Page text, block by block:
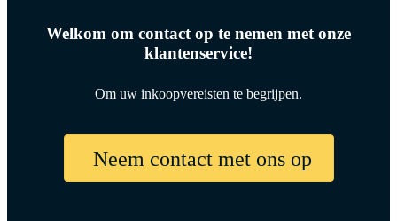
Welkom om contact op te nemen met onze
klantenservice!
Om uw inkoopvereisten te begrijpen.
Neem contact met ons op